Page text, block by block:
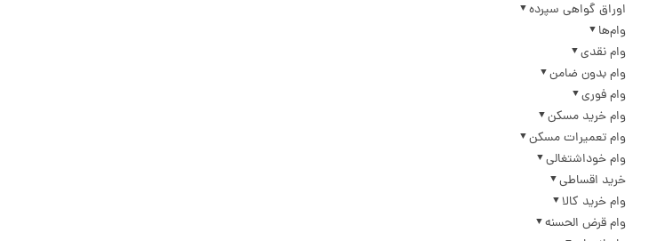
اوراق گواهی سپرده
وام‌ها
وام نقدی
وام بدون ضامن
وام فوری
وام خرید مسکن
وام تعمیرات مسکن
وام خوداشتغالی
خرید اقساطی
وام خرید کالا
وام قرض الحسنه